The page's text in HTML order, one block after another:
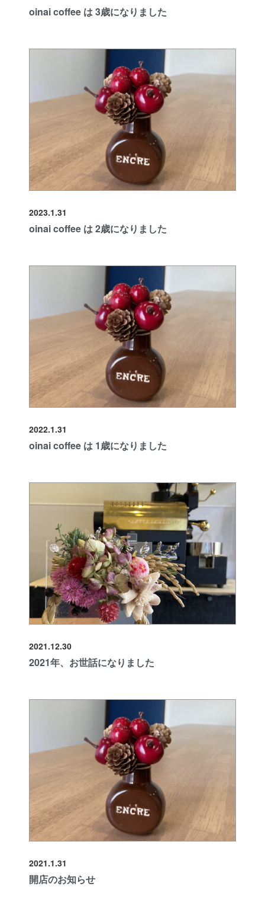
oinai coffee は 3歳になりました
2023.1.31
oinai coffee は 2歳になりました
2022.1.31
oinai coffee は 1歳になりました
2021.12.30
2021年、お世話になりました
2021.1.31
開店のお知らせ